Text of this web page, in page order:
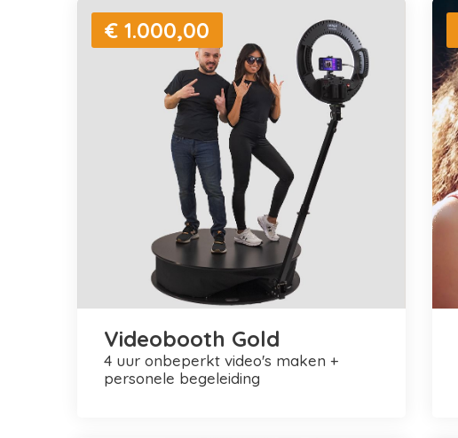
€ 1.000,00
Videobooth Gold
4 uur onbeperkt video's maken +
personele begeleiding